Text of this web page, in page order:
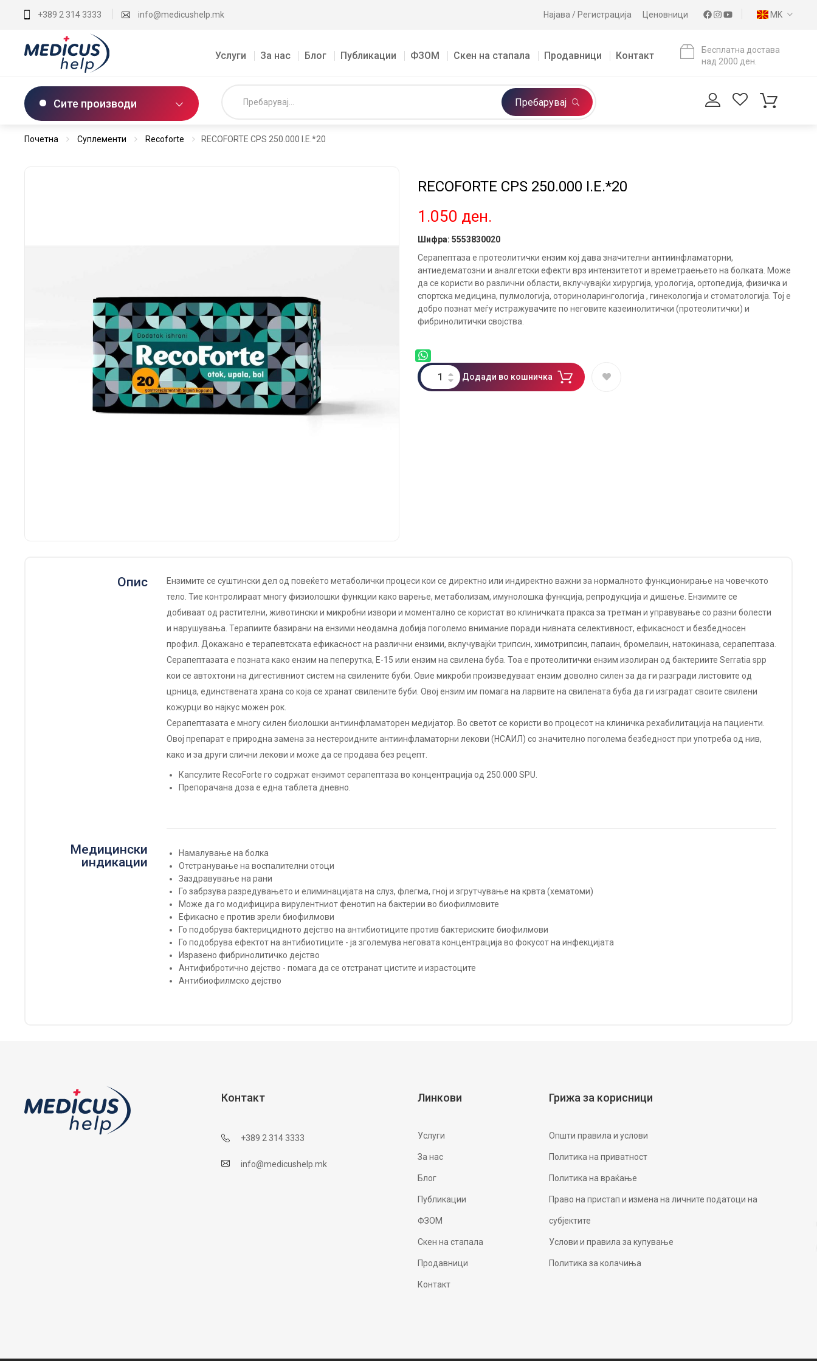
+389 2 314 3333 info@medicushelp.mk Најава / Регистрација Ценовници MK
Услуги За нас Блог Публикации ФЗОМ Скен на стапала Продавници Контакт
Бесплатна достава
над 2000 ден.
Сите производи Пребарувај
Почетна Суплементи Recoforte RECOFORTE CPS 250.000 I.E.*20
RECOFORTE CPS 250.000 I.E.*20
1.050 ден.
Шифра: 5553830020
Серапептаза е протеолитички ензим кој дава значителни антиинфламаторни,
антиедематозни и аналгетски ефекти врз интензитетот и времетраењето на болката. Може
да се користи во различни области, вклучувајќи хирургија, урологија, ортопедија, физичка и
спортска медицина, пулмологија, оториноларингологија , гинекологија и стоматологија. Тој е
добро познат меѓу истражувачите по неговите казеинолитички (протеолитички) и
фибринолитички својства.
Додади во кошничка
Опис
Ензимите се суштински дел од повеќето метаболички процеси кои се директно или индиректно важни за нормалното функционирање на човечкото
тело. Тие контролираат многу физиолошки функции како варење, метаболизам, имунолошка функција, репродукција и дишење. Ензимите се
добиваат од растителни, животински и микробни извори и моментално се користат во клиничката пракса за третман и управување со разни болести
и нарушувања. Терапиите базирани на ензими неодамна добија поголемо внимание поради нивната селективност, ефикасност и безбедносен
профил. Докажано е терапевтската ефикасност на различни ензими, вклучувајќи трипсин, химотрипсин, папаин, бромелаин, натокиназа, серапептаза.
Серапептазата е позната како ензим на пеперутка, Е-15 или ензим на свилена буба. Тоа е протеолитички ензим изолиран од бактериите Serratia spp
кои се автохтони на дигестивниот систем на свилените буби. Овие микроби произведуваат ензим доволно силен за да ги разгради листовите од
црница, единствената храна со која се хранат свилените буби. Овој ензим им помага на ларвите на свилената буба да ги изградат своите свилени
кожурци во најкус можен рок.
Серапептазата е многу силен биолошки антиинфламаторен медијатор. Во светот се користи во процесот на клиничка рехабилитација на пациенти.
Овој препарат е природна замена за нестероидните антиинфламаторни лекови (НСАИЛ) со значително поголема безбедност при употреба од нив,
како и за други слични лекови и може да се продава без рецепт.
Капсулите RecoForte го содржат ензимот серапептаза во концентрација од 250.000 SPU.
Препорачана доза е една таблета дневно.
Медицински
индикации
Намалување на болка
Отстранување на воспалителни отоци
Заздравување на рани
Го забрзува разредувањето и елиминацијата на слуз, флегма, гној и згрутчување на крвта (хематоми)
Може да го модифицира вирулентниот фенотип на бактерии во биофилмовите
Ефикасно е против зрели биофилмови
Го подобрува бактерицидното дејство на антибиотиците против бактериските биофилмови
Го подобрува ефектот на антибиотиците - ја зголемува неговата концентрација во фокусот на инфекцијата
Изразено фибринолитичко дејство
Антифибротично дејство - помага да се отстранат цистите и израстоците
Антибиофилмско дејство
Контакт
+389 2 314 3333
info@medicushelp.mk
Линкови
Услуги
За нас
Блог
Публикации
ФЗОМ
Скен на стапала
Продавници
Контакт
Грижа за корисници
Општи правила и услови
Политика на приватност
Политика на враќање
Право на пристап и измена на личните податоци на
субјектите
Услови и правила за купување
Политика за колачиња